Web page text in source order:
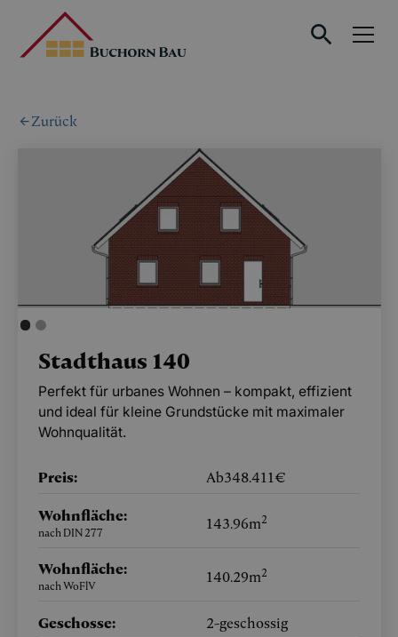
Zurück
Stadthaus 140
Perfekt für urbanes Wohnen – kompakt, effizient
und ideal für kleine Grundstücke mit maximaler
Wohnqualität.
Preis: Ab348.411€
Wohnfläche:
nach DIN 277
143.96m2
Wohnfläche:
nach WoFlV
140.29m2
Geschosse: 2-geschossig